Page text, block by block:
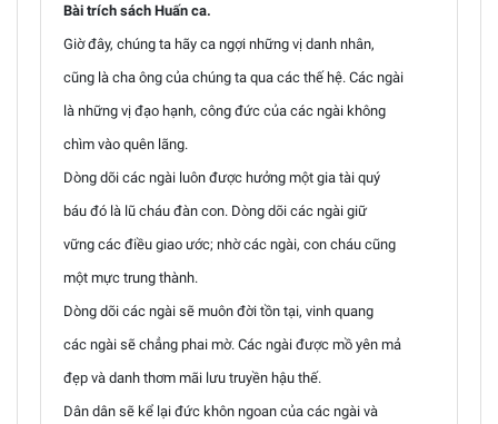
Bài trích sách Huấn ca.
Giờ đây, chúng ta hãy ca ngợi những vị danh nhân,
cũng là cha ông của chúng ta qua các thế hệ. Các ngài
là những vị đạo hạnh, công đức của các ngài không
chìm vào quên lãng.
Dòng dõi các ngài luôn được hưởng một gia tài quý
báu đó là lũ cháu đàn con. Dòng dõi các ngài giữ
vững các điều giao ước; nhờ các ngài, con cháu cũng
một mực trung thành.
Dòng dõi các ngài sẽ muôn đời tồn tại, vinh quang
các ngài sẽ chẳng phai mờ. Các ngài được mồ yên mả
đẹp và danh thơm mãi lưu truyền hậu thế.
Dân dân sẽ kể lại đức khôn ngoan của các ngài và